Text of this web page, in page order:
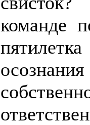
команде
осознания